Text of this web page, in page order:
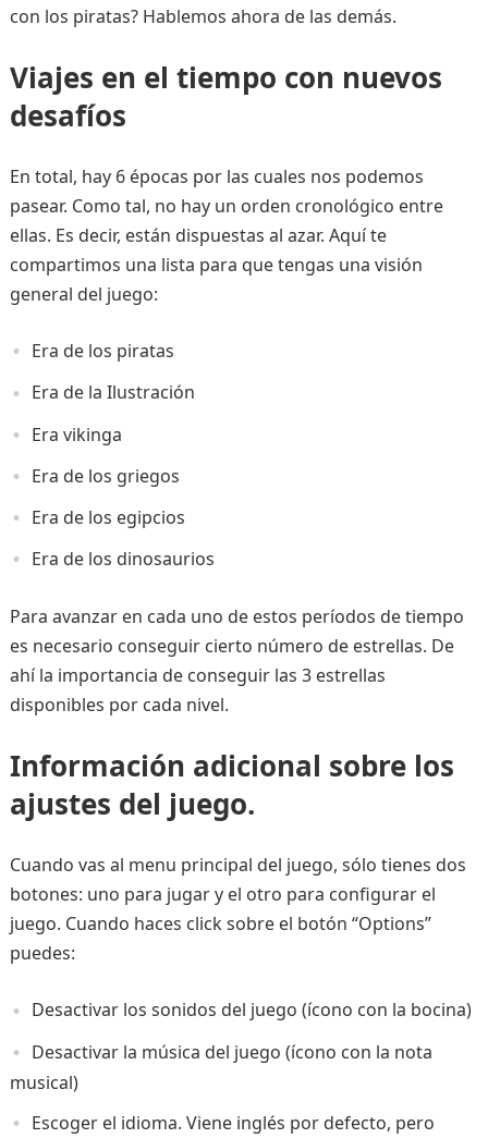
con los piratas? Hablemos ahora de las demás.
Viajes en el tiempo con nuevos
desafíos
En total, hay 6 épocas por las cuales nos podemos
pasear. Como tal, no hay un orden cronológico entre
ellas. Es decir, están dispuestas al azar. Aquí te
compartimos una lista para que tengas una visión
general del juego:
Era de los piratas
Era de la Ilustración
Era vikinga
Era de los griegos
Era de los egipcios
Era de los dinosaurios
Para avanzar en cada uno de estos períodos de tiempo
es necesario conseguir cierto número de estrellas. De
ahí la importancia de conseguir las 3 estrellas
disponibles por cada nivel.
Información adicional sobre los
ajustes del juego.
Cuando vas al menu principal del juego, sólo tienes dos
botones: uno para jugar y el otro para configurar el
juego. Cuando haces click sobre el botón “Options”
puedes:
Desactivar los sonidos del juego (ícono con la bocina)
Desactivar la música del juego (ícono con la nota
musical)
Escoger el idioma. Viene inglés por defecto, pero